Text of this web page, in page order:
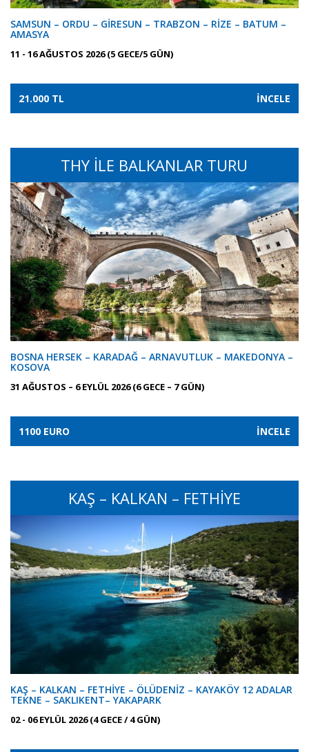
SAMSUN – ORDU – GİRESUN – TRABZON – RİZE – BATUM –
AMASYA
11 - 16 AĞUSTOS 2026 (5 GECE/5 GÜN)
21.000 TL İNCELE
THY İLE BALKANLAR TURU
BOSNA HERSEK – KARADAĞ – ARNAVUTLUK – MAKEDONYA –
KOSOVA
31 AĞUSTOS – 6 EYLÜL 2026 (6 GECE – 7 GÜN)
1100 EURO İNCELE
KAŞ – KALKAN – FETHİYE
KAŞ – KALKAN – FETHİYE – ÖLÜDENİZ – KAYAKÖY 12 ADALAR
TEKNE – SAKLIKENT– YAKAPARK
02 - 06 EYLÜL 2026 (4 GECE / 4 GÜN)